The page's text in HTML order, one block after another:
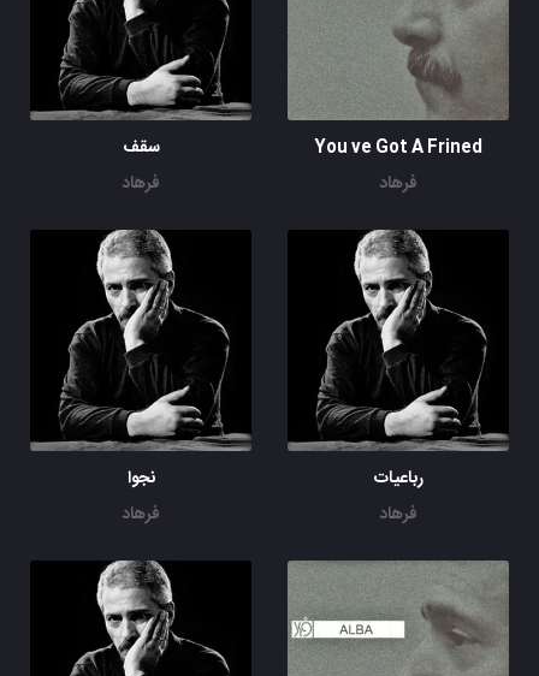
You ve Got A Frined
فرهاد
سقف
فرهاد
رباعیات
فرهاد
نجوا
فرهاد